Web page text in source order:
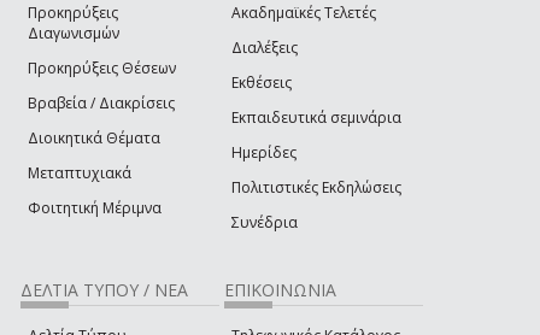
Προκηρύξεις
Διαγωνισμών
Προκηρύξεις Θέσεων
Βραβεία / Διακρίσεις
Διοικητικά Θέματα
Μεταπτυχιακά
Φοιτητική Μέριμνα
Ακαδημαϊκές Τελετές
Διαλέξεις
Εκθέσεις
Εκπαιδευτικά σεμινάρια
Ημερίδες
Πολιτιστικές Εκδηλώσεις
Συνέδρια
ΔΕΛΤΙΑ ΤΥΠΟΥ / ΝΕΑ ΕΠΙΚΟΙΝΩΝΙΑ